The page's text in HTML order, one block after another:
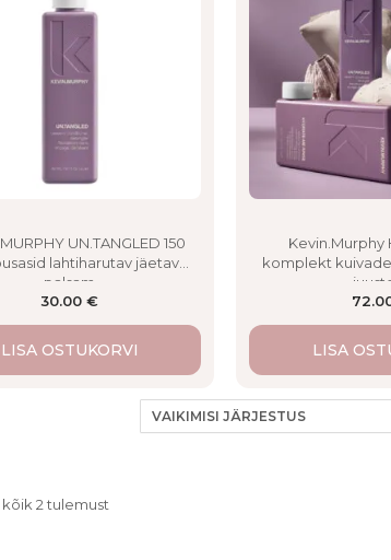
UN.TANGLED 150
lahtiharutav jäetav
palsam
30.00 €
LISA OSTUKORVI
Kevin.Murphy
komplekt
LISA
2 tulemust